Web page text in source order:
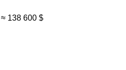
≈ 138 600 $